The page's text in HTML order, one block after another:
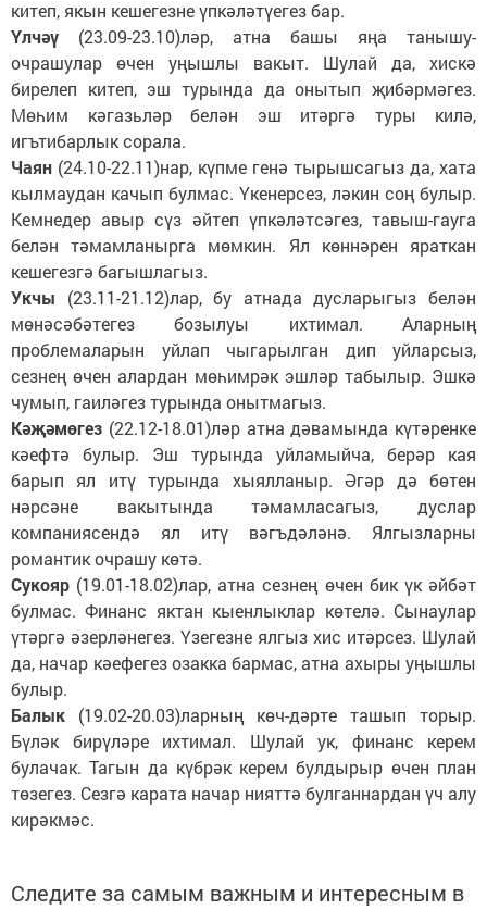
китеп, якын кешегезне үпкәләтүегез бар.
Үлчәү (23.09-23.10)ләр, атна башы яңа танышу-
очрашулар өчен уңышлы вакыт. Шулай да, хискә
бирелеп китеп, эш турында да онытып җибәрмәгез.
Мөһим кәгазьләр белән эш итәргә туры килә,
игътибарлык сорала.
Чаян (24.10-22.11)нар, күпме генә тырышсагыз да, хата
кылмаудан качып булмас. Үкенерсез, ләкин соң булыр.
Кемнедер авыр сүз әйтеп үпкәләтсәгез, тавыш-гауга
белән тәмамланырга мөмкин. Ял көннәрен яраткан
кешегезгә багышлагыз.
Укчы (23.11-21.12)лар, бу атнада дусларыгыз белән
мөнәсәбәтегез бозылуы ихтимал. Аларның
проблемаларын уйлап чыгарылган дип уйларсыз,
сезнең өчен алардан мөһимрәк эшләр табылыр. Эшкә
чумып, гаиләгез турында онытмагыз.
Кәҗәмөгез (22.12-18.01)ләр атна дәвамында күтәренке
кәефтә булыр. Эш турында уйламыйча, берәр кая
барып ял итү турында хыялланыр. Әгәр дә бөтен
нәрсәне вакытында тәмамласагыз, дуслар
компаниясендә ял итү вәгъдәләнә. Ялгызларны
романтик очрашу көтә.
Сукояр (19.01-18.02)лар, атна сезнең өчен бик үк әйбәт
булмас. Финанс яктан кыенлыклар көтелә. Сынаулар
үтәргә әзерләнегез. Үзегезне ялгыз хис итәрсез. Шулай
да, начар кәефегез озакка бармас, атна ахыры уңышлы
булыр.
Балык (19.02-20.03)ларның көч-дәрте ташып торыр.
Бүләк бирүләре ихтимал. Шулай ук, финанс керем
булачак. Тагын да күбрәк керем булдырыр өчен план
төзегез. Сезгә карата начар нияттә булганнардан үч алу
кирәкмәс.
Следите за самым важным и интересным в